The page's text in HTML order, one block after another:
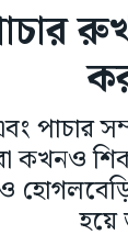
পাচার
কখনও
হয়ে